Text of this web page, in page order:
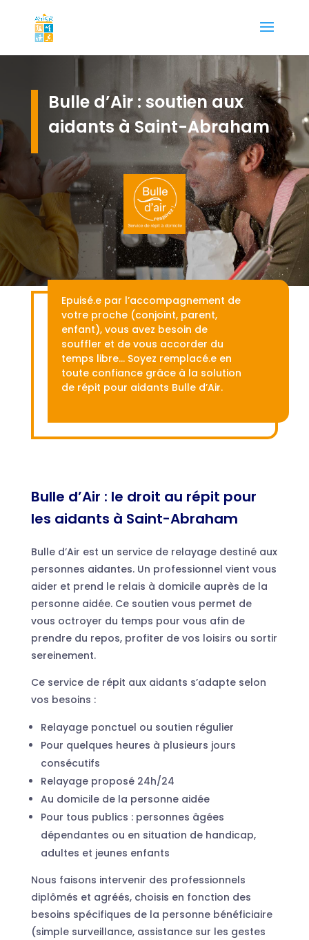
Bulle d’Air : soutien aux
aidants à Saint-Abraham
Epuisé.e par l’accompagnement de
votre proche (conjoint, parent,
enfant), vous avez besoin de
souffler et de vous accorder du
temps libre… Soyez remplacé.e en
toute confiance grâce à la solution
de répit pour aidants Bulle d’Air.
Bulle d’Air : le droit au répit pour
les aidants à Saint-Abraham
Bulle d’Air est un service de relayage destiné aux
personnes aidantes. Un professionnel vient vous
aider et prend le relais à domicile auprès de la
personne aidée. Ce soutien vous permet de
vous octroyer du temps pour vous afin de
prendre du repos, profiter de vos loisirs ou sortir
sereinement.
Ce service de répit aux aidants s’adapte selon
vos besoins :
Relayage ponctuel ou soutien régulier
Pour quelques heures à plusieurs jours
consécutifs
Relayage proposé 24h/24
Au domicile de la personne aidée
Pour tous publics : personnes âgées
dépendantes ou en situation de handicap,
adultes et jeunes enfants
Nous faisons intervenir des professionnels
diplômés et agréés, choisis en fonction des
besoins spécifiques de la personne bénéficiaire
(simple surveillance, assistance sur les gestes